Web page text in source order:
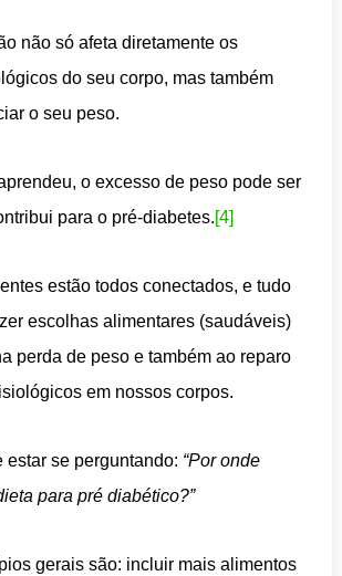
não só afeta diretamente os
do seu corpo, mas também
o seu peso.
o excesso de peso pode ser
para o pré-diabetes.[4]
estão todos conectados, e tudo
escolhas alimentares (saudáveis)
perda de peso e também ao reparo
em nossos corpos.
estar se perguntando: “Por onde
para pré diabético?”
gerais são: incluir mais alimentos